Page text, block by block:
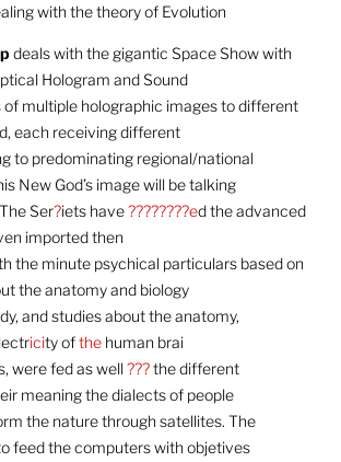
with the theory of Evolution
deals with the gigantic Space Show with
Hologram and Sound
multiple holographic images to different
each receiving different
to predominating regional/national
New God’s image will be talking
Ser?iets have????????ed the advanced
imported then
the minute psychical particulars based on
the anatomy and biology
and studies about the anatomy,
icity ofthehuman brai
were fed as well???the different
meaning the dialects of people
the nature through satellites. The
feed the computers with objetives